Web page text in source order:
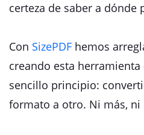
certeza de saber a dónde
Con SizePDF hemos
creando esta herramienta
sencillo principio:
formato a otro. Ni más, ni